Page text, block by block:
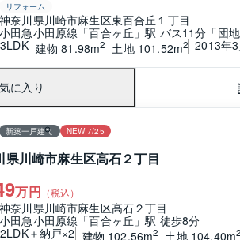
リフォーム
神奈川県川崎市麻生区東百合丘１丁目
小田急小田原線「百合ヶ丘」駅 バス11分「団
3LDK 建物 81.98m2 土地 101.52m2 2013年
に入り
新築一戸建て NEW 7/25
県川崎市麻生区高石２丁目
万円 （税込）
神奈川県川崎市麻生区高石２丁目
小田急小田原線「百合ヶ丘」駅 徒歩8分
2LDK＋納戸×2 建物 102.56m2 土地 104.40m2